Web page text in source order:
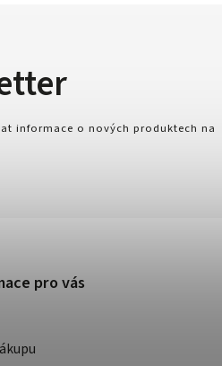
pro vás
informace o nových produktech na